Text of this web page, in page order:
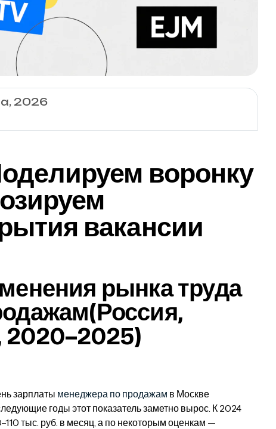
2026
воронку
вакансии
рынка труда
2020–2025)
зарплаты менеджера по продажам в Москве
годы этот показатель заметно вырос. К 2024
тыс. руб. в месяц, а по некоторым оценкам —